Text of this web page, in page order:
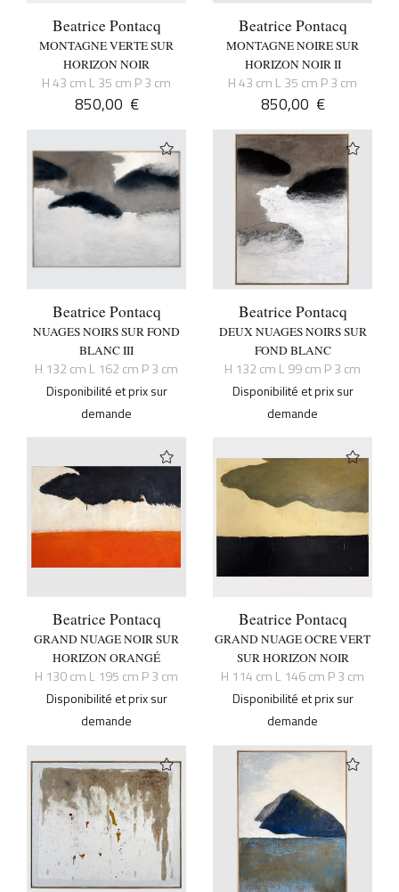
Beatrice Pontacq
MONTAGNE VERTE SUR
HORIZON NOIR
H 43 cm L 35 cm P 3 cm
850,00 €
Beatrice Pontacq
MONTAGNE NOIRE SUR
HORIZON NOIR II
H 43 cm L 35 cm P 3 cm
850,00 €
Beatrice Pontacq
NUAGES NOIRS SUR FOND
BLANC III
H 132 cm L 162 cm P 3 cm
Disponibilité et prix sur
demande
Beatrice Pontacq
DEUX NUAGES NOIRS SUR
FOND BLANC
H 132 cm L 99 cm P 3 cm
Disponibilité et prix sur
demande
Beatrice Pontacq
GRAND NUAGE NOIR SUR
HORIZON ORANGÉ
H 130 cm L 195 cm P 3 cm
Disponibilité et prix sur
demande
Beatrice Pontacq
GRAND NUAGE OCRE VERT
SUR HORIZON NOIR
H 114 cm L 146 cm P 3 cm
Disponibilité et prix sur
demande